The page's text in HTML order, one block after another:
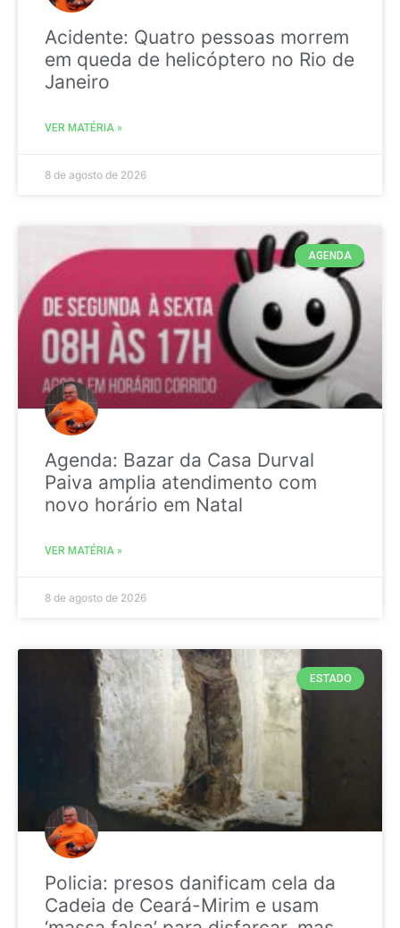
Acidente: Quatro pessoas morrem
em queda de helicóptero no Rio de
Janeiro
VER MATÉRIA »
8 de agosto de 2026
AGENDA
Agenda: Bazar da Casa Durval
Paiva amplia atendimento com
novo horário em Natal
VER MATÉRIA »
8 de agosto de 2026
ESTADO
Policia: presos danificam cela da
Cadeia de Ceará-Mirim e usam